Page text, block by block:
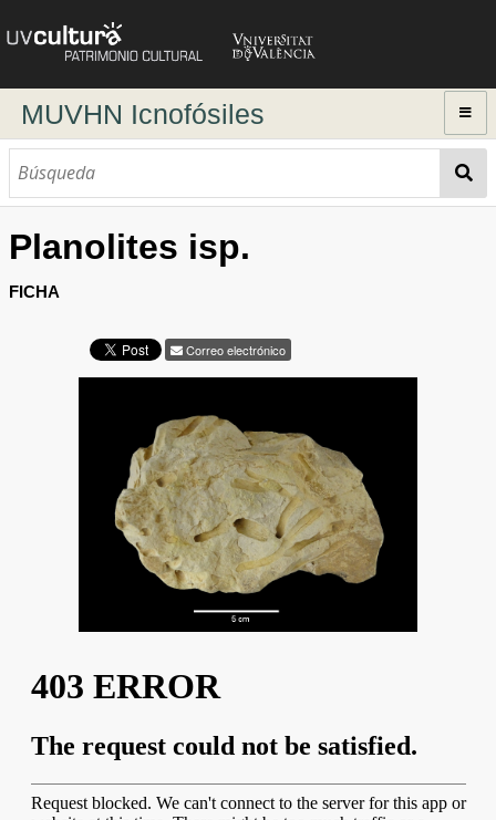
MUVHN Icnofósiles
Explorar
Búsqueda avanzada
Planolites isp.
FICHA
Correo electrónico